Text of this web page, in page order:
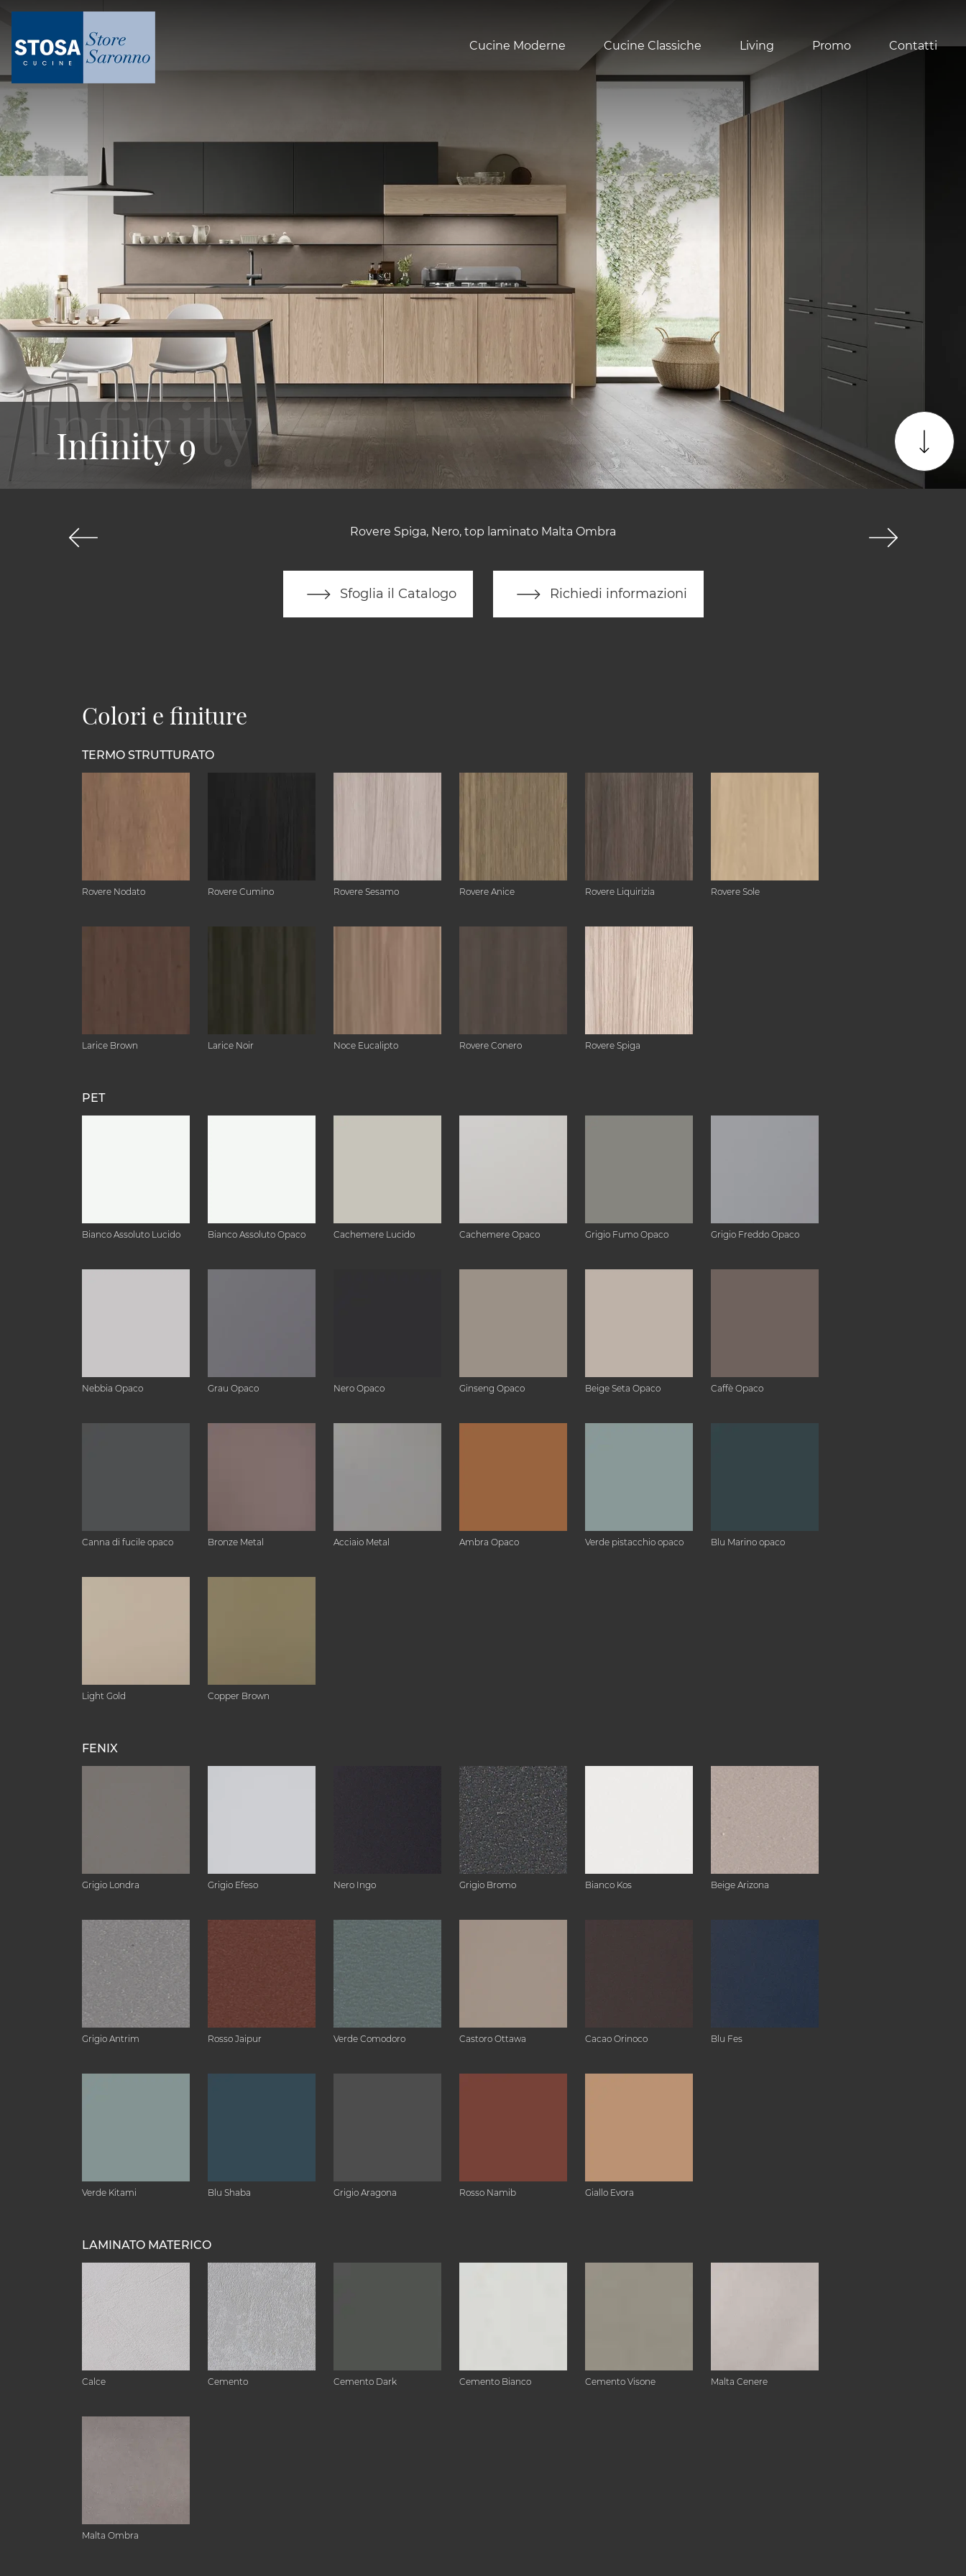
Cucine Moderne Cucine Classiche Living Promo Contatti
Rovere Spiga, Nero, top laminato Malta Ombra
Sfoglia il Catalogo Richiedi informazioni
Infinity 9
Colori e finiture
TERMO STRUTTURATO
Rovere Nodato Rovere Cumino Rovere Sesamo Rovere Anice Rovere Liquirizia Rovere Sole
Larice Brown Larice Noir Noce Eucalipto Rovere Conero Rovere Spiga
PET
Bianco Assoluto Lucido Bianco Assoluto Opaco Cachemere Lucido Cachemere Opaco Grigio Fumo Opaco Grigio Freddo Opaco
Nebbia Opaco Grau Opaco Nero Opaco Ginseng Opaco Beige Seta Opaco Caffè Opaco
Canna di fucile opaco Bronze Metal Acciaio Metal Ambra Opaco Verde pistacchio opaco Blu Marino opaco
Light Gold Copper Brown
FENIX
Grigio Londra Grigio Efeso Nero Ingo Grigio Bromo Bianco Kos Beige Arizona
Grigio Antrim Rosso Jaipur Verde Comodoro Castoro Ottawa Cacao Orinoco Blu Fes
Verde Kitami Blu Shaba Grigio Aragona Rosso Namib Giallo Evora
LAMINATO MATERICO
Calce Cemento Cemento Dark Cemento Bianco Cemento Visone Malta Cenere
Malta Ombra